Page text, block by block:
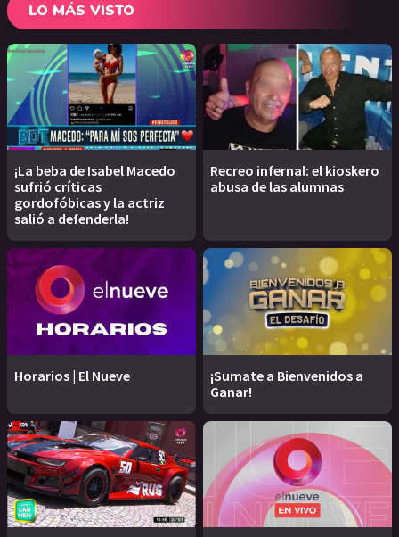
LO MÁS VISTO
¡La beba de Isabel Macedo
sufrió críticas
gordofóbicas y la actriz
salió a defenderla!
Recreo infernal: el kioskero
abusa de las alumnas
Horarios | El Nueve
¡Sumate a Bienvenidos a
Ganar!